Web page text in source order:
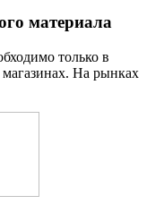
материала
только в
На рынках